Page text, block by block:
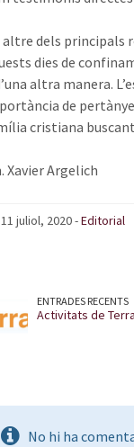
altre dels principals
dies de
altra manera.
de
cristiana
Xavier Argelich
11 juliol, 2020 -Editorial
ENTRADES RECENTS
Activitats de
No hi ha